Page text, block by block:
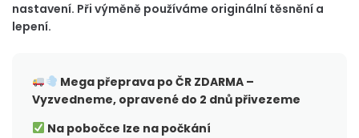
nastavení. Při výměně používáme originální těsnění a
lepení.
Mega přeprava po ČRZDARMA –
Vyzvedneme, opravené do 2 dnů přivezeme
Na pobočce lze na počkání